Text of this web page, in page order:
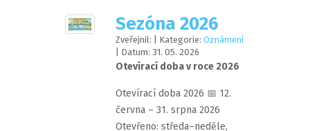
Sezóna 2026
Zveřejnil: | Kategorie: Oznámení
| Datum: 31. 05. 2026
Otevírací doba v roce 2026
Otevírací doba 2026 📅 12.
června – 31. srpna 2026
Otevřeno: středa–neděle,